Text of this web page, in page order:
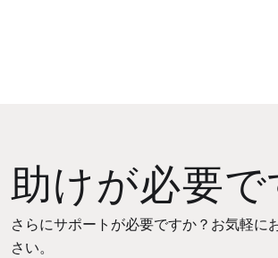
助けが必要で
さらにサポートが必要ですか？お気軽に
さい。